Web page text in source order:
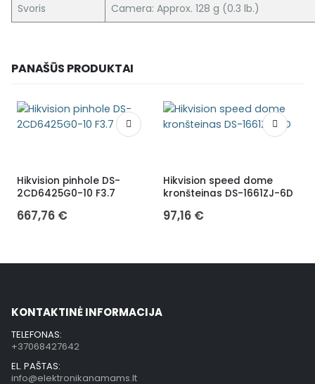
Svoris
Camera: Approx. 128 g (0.3 lb.)
PANAŠŪS PRODUKTAI
Hikvision pinhole DS-
2CD6425G0-10 F3.7
667,76 €
Hikvision speed dome
kronšteinas DS-1661ZJ-6D
97,16 €
KONTAKTINĖ INFORMACIJA
TELEFONAS:
+37068427642
EL. PAŠTAS:
info@elektronikanamams.lt